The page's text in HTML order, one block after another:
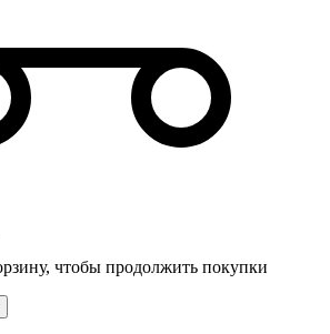
чтобы продолжить покупки